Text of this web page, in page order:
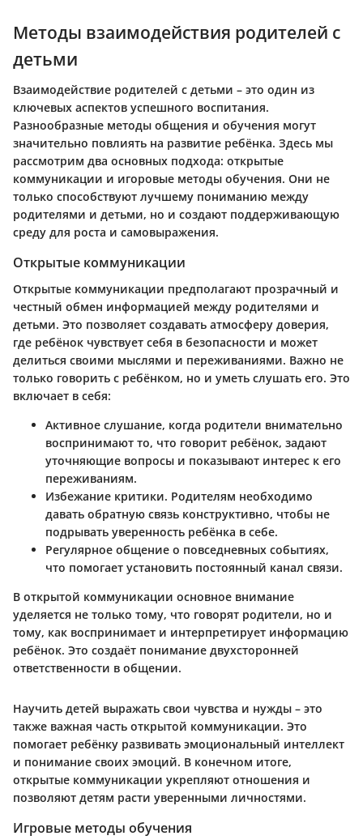
Методы взаимодействия родителей с
детьми
Взаимодействие родителей с детьми – это один из
ключевых аспектов успешного воспитания.
Разнообразные методы общения и обучения могут
значительно повлиять на развитие ребёнка. Здесь мы
рассмотрим два основных подхода: открытые
коммуникации и игоровые методы обучения. Они не
только способствуют лучшему пониманию между
родителями и детьми, но и создают поддерживающую
среду для роста и самовыражения.
Открытые коммуникации
Открытые коммуникации предполагают прозрачный и
честный обмен информацией между родителями и
детьми. Это позволяет создавать атмосферу доверия,
где ребёнок чувствует себя в безопасности и может
делиться своими мыслями и переживаниями. Важно не
только говорить с ребёнком, но и уметь слушать его. Это
включает в себя:
Активное слушание, когда родители внимательно
воспринимают то, что говорит ребёнок, задают
уточняющие вопросы и показывают интерес к его
переживаниям.
Избежание критики. Родителям необходимо
давать обратную связь конструктивно, чтобы не
подрывать уверенность ребёнка в себе.
Регулярное общение о повседневных событиях,
что помогает установить постоянный канал связи.
В открытой коммуникации основное внимание
уделяется не только тому, что говорят родители, но и
тому, как воспринимает и интерпретирует информацию
ребёнок. Это создаёт понимание двухсторонней
ответственности в общении.
Научить детей выражать свои чувства и нужды – это
также важная часть открытой коммуникации. Это
помогает ребёнку развивать эмоциональный интеллект
и понимание своих эмоций. В конечном итоге,
открытые коммуникации укрепляют отношения и
позволяют детям расти уверенными личностями.
Игровые методы обучения